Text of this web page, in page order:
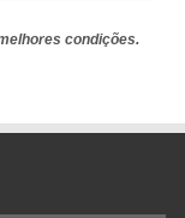
condições.